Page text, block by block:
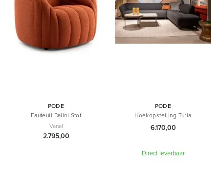
PODE
Fauteuil Balini Stof
Vanaf
2.795,00
PODE
Hoekopstelling Turia
6.170,00
Direct leverbaar